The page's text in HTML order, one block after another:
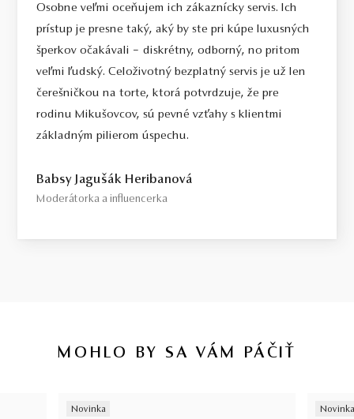
Osobne veľmi oceňujem ich zákaznícky servis. Ich
prístup je presne taký, aký by ste pri kúpe luxusných
šperkov očakávali – diskrétny, odborný, no pritom
veľmi ľudský. Celoživotný bezplatný servis je už len
čerešničkou na torte, ktorá potvrdzuje, že pre
rodinu Mikušovcov, sú pevné vzťahy s klientmi
základným pilierom úspechu.
Babsy Jagušák Heribanová
Moderátorka a influencerka
MOHLO BY SA VÁM PÁČIŤ
Novinka Novinka